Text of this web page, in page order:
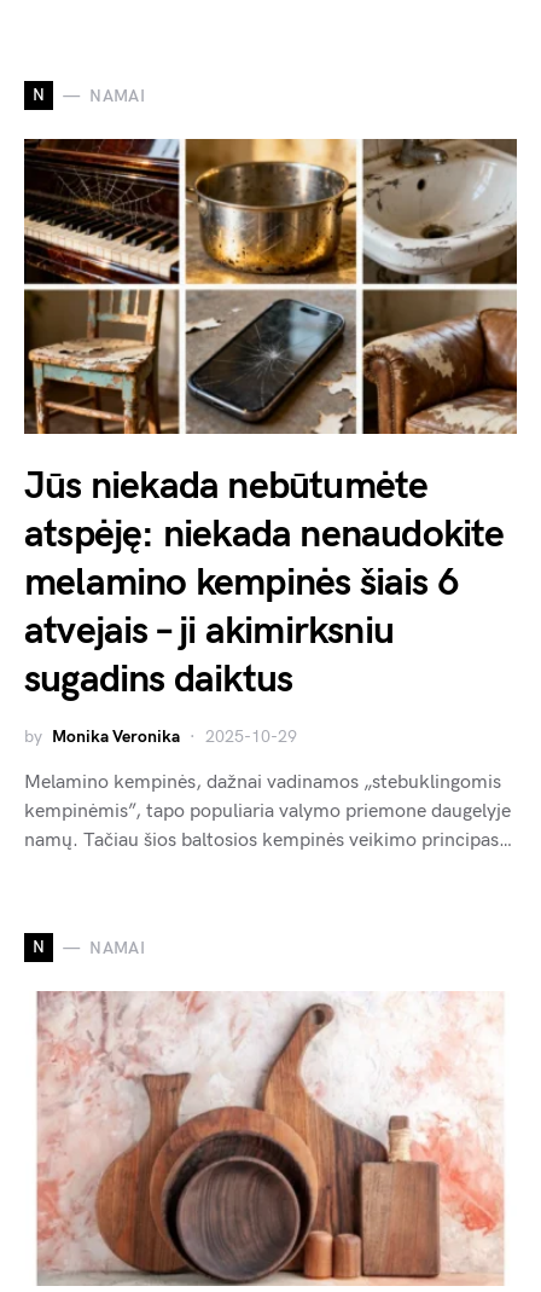
N NAMAI
Jūs niekada nebūtumėte
atspėję: niekada nenaudokite
melamino kempinės šiais 6
atvejais – ji akimirksniu
sugadins daiktus
by Monika Veronika 2025-10-29
Melamino kempinės, dažnai vadinamos „stebuklingomis
kempinėmis”, tapo populiaria valymo priemone daugelyje
namų. Tačiau šios baltosios kempinės veikimo principas…
N NAMAI